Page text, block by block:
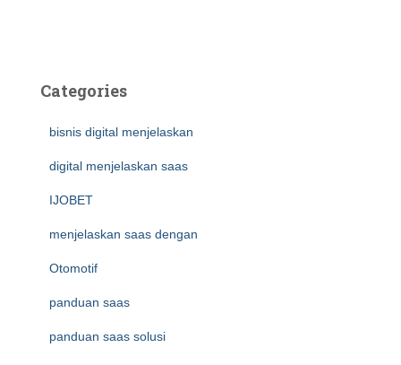
Categories
bisnis digital menjelaskan
digital menjelaskan saas
IJOBET
menjelaskan saas dengan
Otomotif
panduan saas
panduan saas solusi